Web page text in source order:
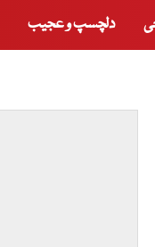
دلچسپ و عجیب